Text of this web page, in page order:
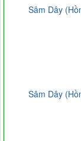
Sâm Dây
Sâm Dây